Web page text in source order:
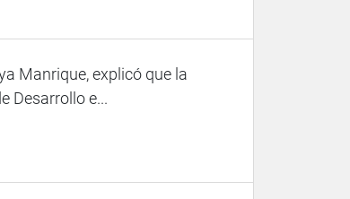
Manrique, explicó que la
Desarrollo e...